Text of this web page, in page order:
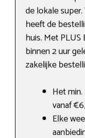
de lokale
heeft de
huis. Met
binnen 2 uur
zakelijke
Het
vanaf
Elke